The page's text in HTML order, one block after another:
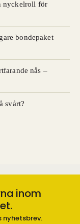
nyckelroll för
bondepaket
nås –
svårt?
inom
nyhetsbrev.